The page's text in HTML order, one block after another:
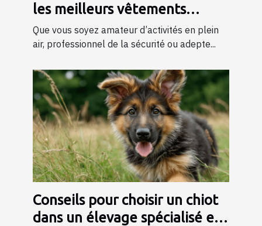
les meilleurs vêtements
tactiques
Que vous soyez amateur d’activités en plein
air, professionnel de la sécurité ou adepte...
Conseils pour choisir un chiot
dans un élevage spécialisé en